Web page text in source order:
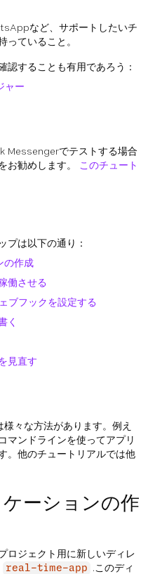
など、サポートしたいチ
っていること。
認することも有用であろう：
ャー
Messengerでテストする場合
お勧めします。
このチュート
プは以下の通り：
の作成
働させる
ブフックを設定する
く
見直す
々な方法があります。例え
マンドラインを使ってアプリ
。他のチュートリアルでは他
ーションの作
ロジェクト用に新しいディレ
real-time-app
.このディ